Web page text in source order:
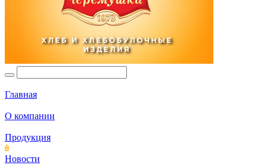
Главная
О компании
Продукция
Новости